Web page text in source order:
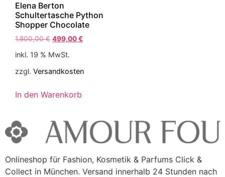
Elena Berton
Schultertasche Python
Shopper Chocolate
1.800,00€ 499,00€
inkl. 19 % MwSt.
zzgl. Versandkosten
In den Warenkorb
Onlineshop für Fashion, Kosmetik & Parfums Click &
Collect in München. Versand innerhalb 24 Stunden nach